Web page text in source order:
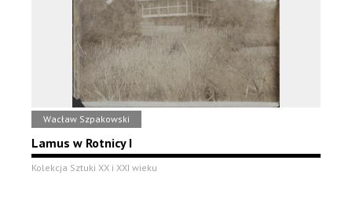
Wacław Szpakowski
Lamus w Rotnicy I
Kolekcja Sztuki XX i XXI wieku